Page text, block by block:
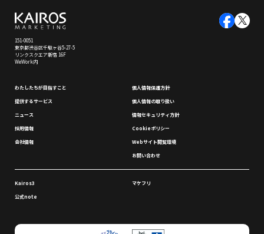
151-0051
東京都渋谷区千駄ヶ谷5-27-5
リンクスクエア新宿 16F
WeWork内
わたしたちが⽬指すこと
提供するサービス
ニュース
採⽤情報
会社情報
個⼈情報保護⽅針
個⼈情報の取り扱い
情報セキュリティ⽅針
Cookieポリシー
Webサイト閲覧環境
お問い合わせ
Kairos3 マケフリ
公式note